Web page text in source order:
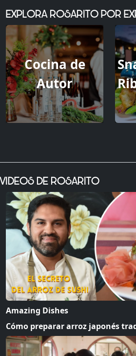
EXPLORA ROSARITO POR
Cocina de
Autor
VIDEOS DE ROSARITO
Amazing Dishes
Cómo preparar arroz japonés